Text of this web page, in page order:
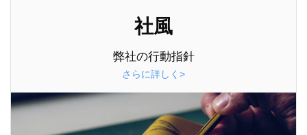
社風
弊社の行動指針
さらに詳しく>